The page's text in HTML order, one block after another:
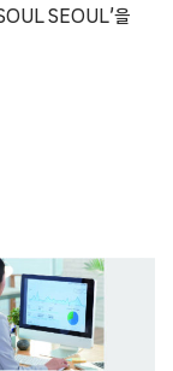
SEOUL’을